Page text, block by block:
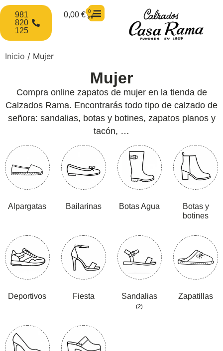
0,00 € 0
981
820
125
Inicio / Mujer
Mujer
Compra online zapatos de mujer en la tienda de
Calzados Rama. Encontrarás todo tipo de calzado de
señora: sandalias, botas y botines, zapatos planos y
tacón, …
Alpargatas Bailarinas Botas Agua
Botas y
botines
Deportivos Fiesta Sandalias
(2)
Zapatillas